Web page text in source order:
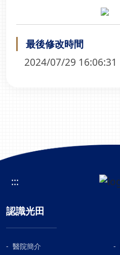
最後修改時間
2024/07/29 16:06:31
:::
認識光田
醫院簡介